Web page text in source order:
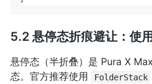
5.2 悬停态折痕避让：使
悬停态（半折叠）是 Pura X
态。官方推荐使用
FolderStack